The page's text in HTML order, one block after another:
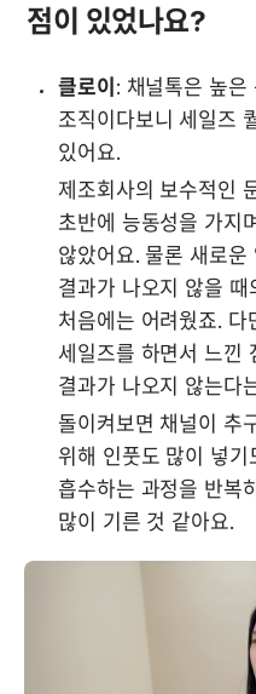
점이 있었나요?
클로이 : 채널톡은 높은
조직이다보니 세일즈
있어요.
제조회사의 보수적인
초반에 능동성을 가지
않았어요. 물론 새로
결과가 나오지 않을 때
처음에는 어려웠죠.
세일즈를 하면서 느낀
결과가 나오지 않는다
돌이켜보면 채널이 추
위해 인풋도 많이 넣
흡수하는 과정을 반복
많이 기른 것 같아요.